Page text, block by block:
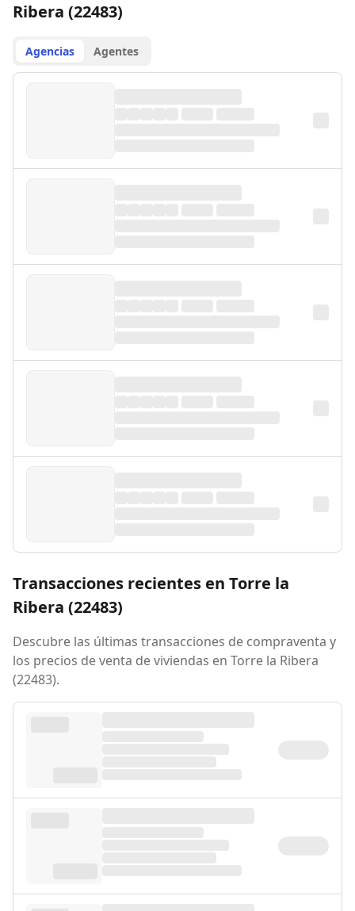
Ribera (22483)
Agencias Agentes
Transacciones recientes en Torre la
Ribera (22483)
Descubre las últimas transacciones de compraventa y
los precios de venta de viviendas en Torre la Ribera
(22483).